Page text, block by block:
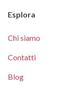
Esplora
Chi siamo
Contatti
Blog